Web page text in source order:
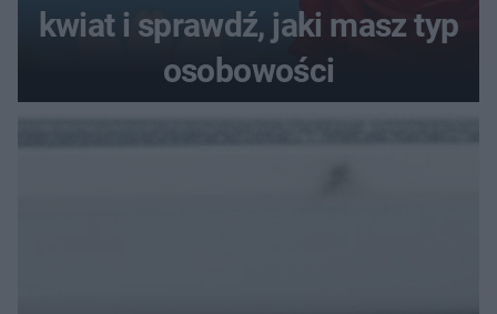
kwiat i sprawdź, jaki masz typ
osobowości